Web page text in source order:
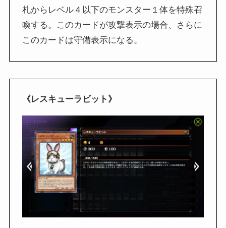
札からレベル４以下のモンスター１体を特殊召
喚する。このカードが攻撃表示の場合、さらに
このカードは守備表示になる。
《レスキューラビット》